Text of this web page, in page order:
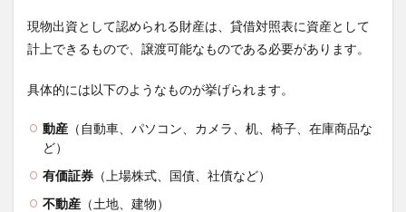
現物出資として認められる財産は、貸借対照表に資産として
計上できるもので、譲渡可能なものである必要があります。
具体的には以下のようなものが挙げられます。
動産 （自動車、パソコン、カメラ、机、椅子、在庫商品な
ど）
有価証券 （上場株式、国債、社債など）
不動産 （土地、建物）